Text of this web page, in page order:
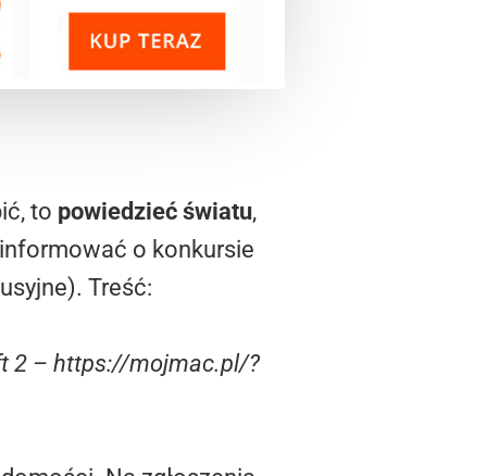
to powiedzieć światu,
o konkursie
Treść:
2 – https://mojmac.pl/?